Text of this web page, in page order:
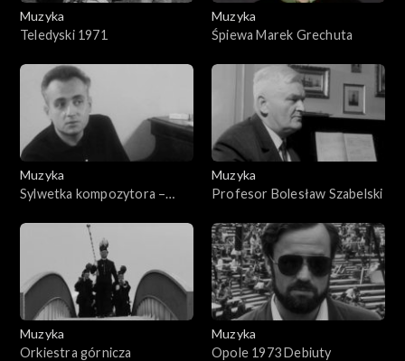
Muzyka
Teledyski 1971
Muzyka
Śpiewa Marek Grechuta
Muzyka
Sylwetka kompozytora –
Muzyka
Profesor Bolesław Szabelski
Muzyka
Orkiestra górnicza
Muzyka
Opole 1973 Debiuty